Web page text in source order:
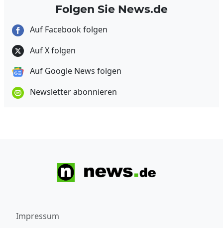
Folgen Sie News.de
Auf Facebook folgen
Auf X folgen
Auf Google News folgen
Newsletter abonnieren
Impressum